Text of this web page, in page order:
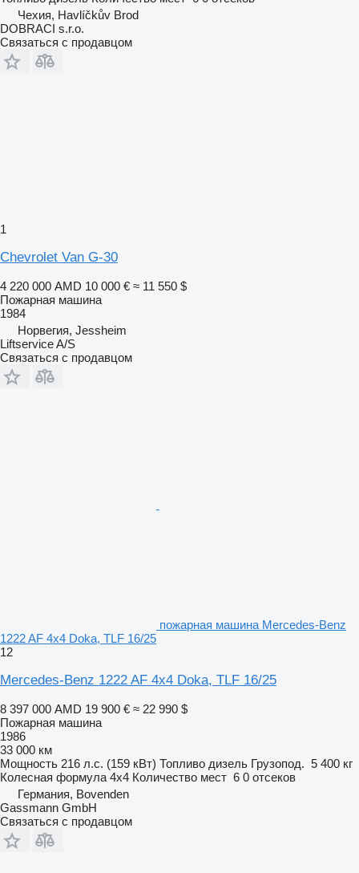
Чехия, Havlíčkův Brod
DOBRACI s.r.o.
Связаться с продавцом
1
Chevrolet Van G-30
4 220 000 AMD 10 000 € ≈ 11 550 $
Пожарная машина
1984
Норвегия, Jessheim
Liftservice A/S
Связаться с продавцом
пожарная машина Mercedes-Benz
1222 AF 4x4 Doka, TLF 16/25
12
Mercedes-Benz 1222 AF 4x4 Doka, TLF 16/25
8 397 000 AMD 19 900 € ≈ 22 990 $
Пожарная машина
1986
33 000 км
Мощность 216 л.с. (159 кВт) Топливо дизель Грузопод. 5 400 кг
Колесная формула 4x4 Количество мест 6 0 отсеков
Германия, Bovenden
Gassmann GmbH
Связаться с продавцом